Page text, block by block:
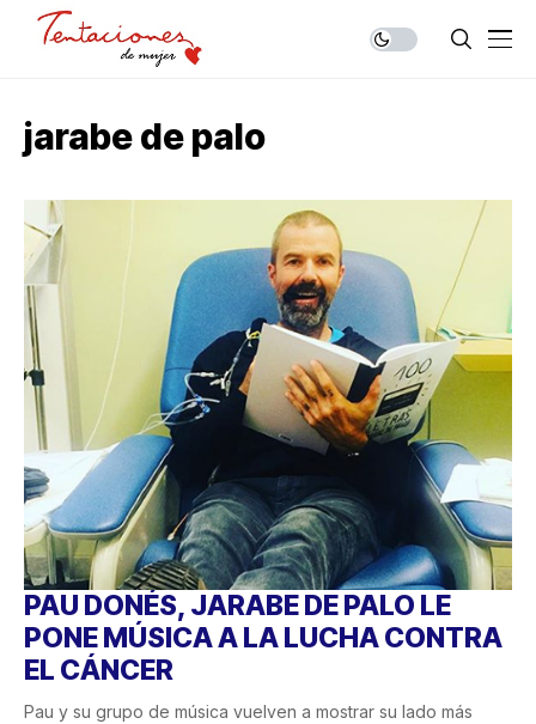
jarabe de palo
PAU DONÉS, JARABE DE PALO LE
PONE MÚSICA A LA LUCHA CONTRA
EL CÁNCER
Pau y su grupo de música vuelven a mostrar su lado más